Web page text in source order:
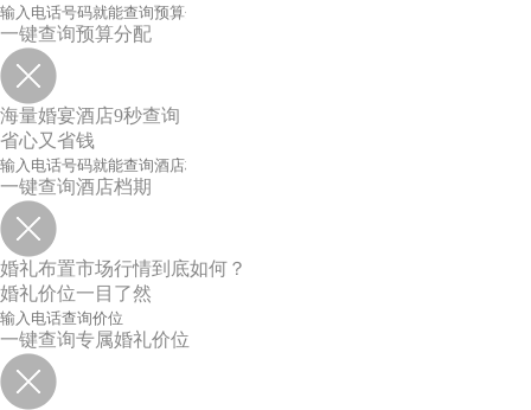
一键查询预算分配
海量婚宴酒店9秒查询
省心又省钱
一键查询酒店档期
婚礼布置市场行情到底如何？
婚礼价位一目了然
一键查询专属婚礼价位